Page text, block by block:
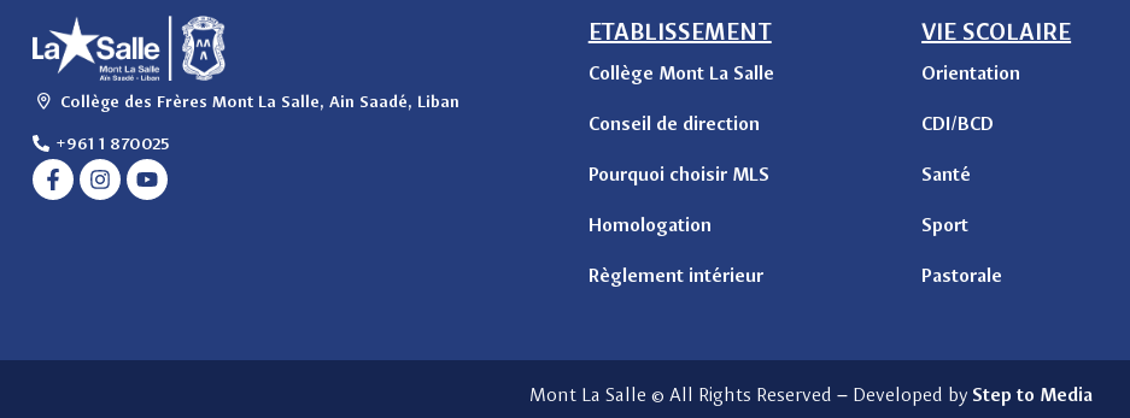
Collège des Frères Mont La Salle, Ain Saadé, Liban
+961 1 870025
ETABLISSEMENT
Collège Mont La Salle
Conseil de direction
Pourquoi choisir MLS
Homologation
Règlement intérieur
VIE SCOLAIRE
Orientation
CDI/BCD
Santé
Sport
Pastorale
Mont La Salle © All Rights Reserved – Developed by Step to Media